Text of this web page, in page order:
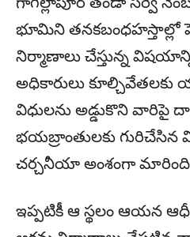
భూమిని తనకబంధహస్తాల్లో
నిర్మాణాలు చేస్తున్న
అధికారులు
విధులను అడ్డుకొని వారిపై
భయబ్రాంతులకు గురిచేసిన
చర్చనీయా అంశంగా
ఇప్పటికీ ఆ స్థలం ఆయన